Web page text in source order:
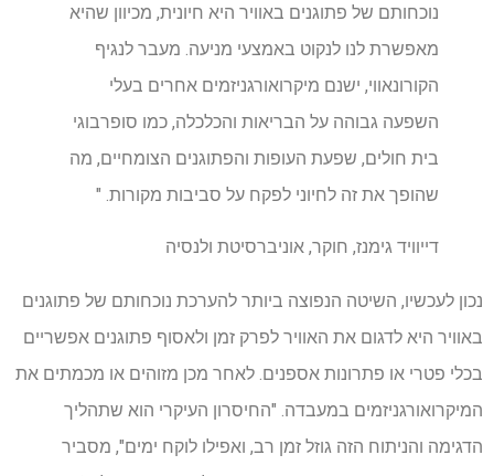
נוכחותם של פתוגנים באוויר היא חיונית, מכיוון שהיא
מאפשרת לנו לנקוט באמצעי מניעה. מעבר לנגיף
הקורונאווי, ישנם מיקרואורגניזמים אחרים בעלי
השפעה גבוהה על הבריאות והכלכלה, כמו סופרבוגי
בית חולים, שפעת העופות והפתוגנים הצומחיים, מה
שהופך את זה לחיוני לפקח על סביבות מקורות. "
דייוויד גימנז, חוקר, אוניברסיטת ולנסיה
נכון לעכשיו, השיטה הנפוצה ביותר להערכת נוכחותם של פתוגנים
באוויר היא לדגום את האוויר לפרק זמן ולאסוף פתוגנים אפשריים
בכלי פטרי או פתרונות אספנים. לאחר מכן מזוהים או מכמתים את
המיקרואורגניזמים במעבדה. "החיסרון העיקרי הוא שתהליך
הדגימה והניתוח הזה גוזל זמן רב, ואפילו לוקח ימים", מסביר